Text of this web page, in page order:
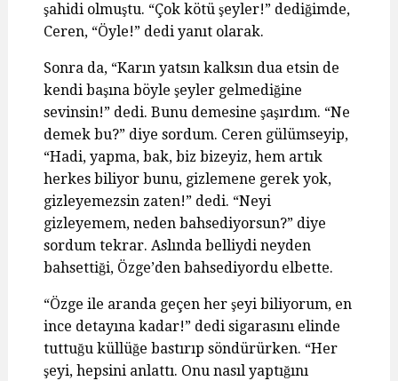
şahidi olmuştu. “Çok kötü şeyler!” dediğimde,
Ceren, “Öyle!” dedi yanıt olarak.
Sonra da, “Karın yatsın kalksın dua etsin de
kendi başına böyle şeyler gelmediğine
sevinsin!” dedi. Bunu demesine şaşırdım. “Ne
demek bu?” diye sordum. Ceren gülümseyip,
“Hadi, yapma, bak, biz bizeyiz, hem artık
herkes biliyor bunu, gizlemene gerek yok,
gizleyemezsin zaten!” dedi. “Neyi
gizleyemem, neden bahsediyorsun?” diye
sordum tekrar. Aslında belliydi neyden
bahsettiği, Özge’den bahsediyordu elbette.
“Özge ile aranda geçen her şeyi biliyorum, en
ince detayına kadar!” dedi sigarasını elinde
tuttuğu küllüğe bastırıp söndürürken. “Her
şeyi, hepsini anlattı. Onu nasıl yaptığını